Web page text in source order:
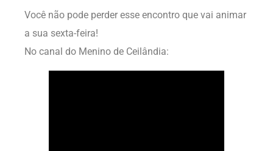
Você não pode perder esse encontro que vai animar
a sua sexta-feira!
No canal do Menino de Ceilândia: